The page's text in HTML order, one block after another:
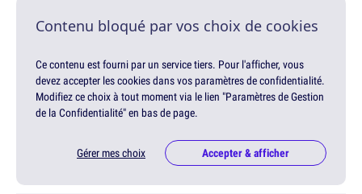
Contenu bloqué par vos choix de cookies
Ce contenu est fourni par un service tiers. Pour l'afficher, vous
devez accepter les cookies dans vos paramètres de confidentialité.
Modifiez ce choix à tout moment via le lien "Paramètres de Gestion
de la Confidentialité" en bas de page.
Gérer mes choix Accepter & afficher